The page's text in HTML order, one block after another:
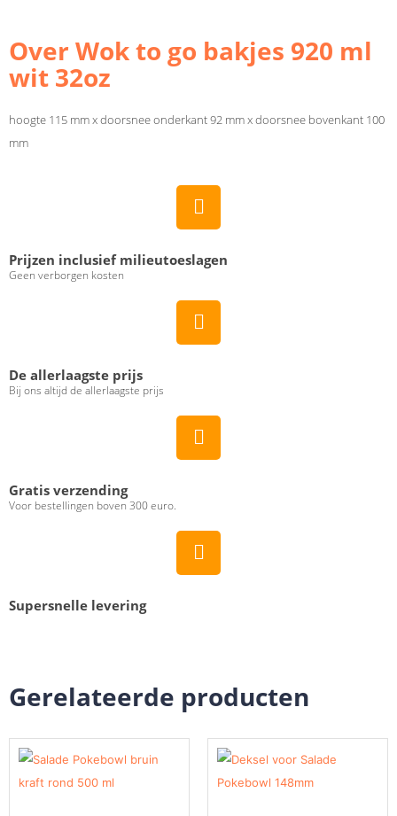
Over Wok to go bakjes 920 ml
wit 32oz
hoogte 115 mm x doorsnee onderkant 92 mm x doorsnee bovenkant 100
mm
Prijzen inclusief milieutoeslagen
Geen verborgen kosten
De allerlaagste prijs
Bij ons altijd de allerlaagste prijs
Gratis verzending
Voor bestellingen boven 300 euro.
Supersnelle levering
Gerelateerde producten